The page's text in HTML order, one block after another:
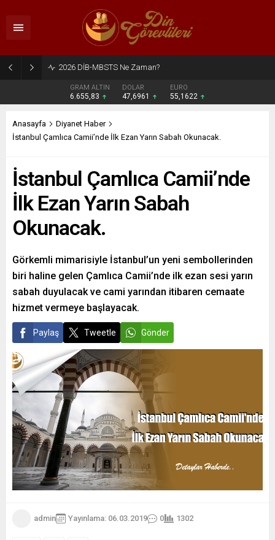
2026 DİB-MBSTS Ne Zaman?
GRAM ALTIN
6.655,83
DOLAR
47,6961
EURO
55,1622
Anasayfa
Diyanet Haber
İstanbul Çamlıca Camii’nde İlk Ezan Yarın Sabah Okunacak.
İstanbul Çamlıca Camii’nde
İlk Ezan Yarın Sabah
Okunacak.
Görkemli mimarisiyle İstanbul’un yeni sembollerinden
biri haline gelen Çamlıca Camii’nde ilk ezan sesi yarın
sabah duyulacak ve cami yarından itibaren cemaate
hizmet vermeye başlayacak.
Paylaş Tweetle Gönder
admin Yayınlama: 06.03.2019 0 1302